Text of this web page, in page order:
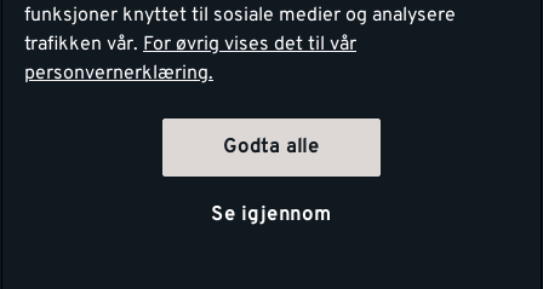
funksjoner knyttet til sosiale medier og analysere
trafikken vår. For øvrig vises det til vår
personvernerklæring.
Godta alle
Se igjennom